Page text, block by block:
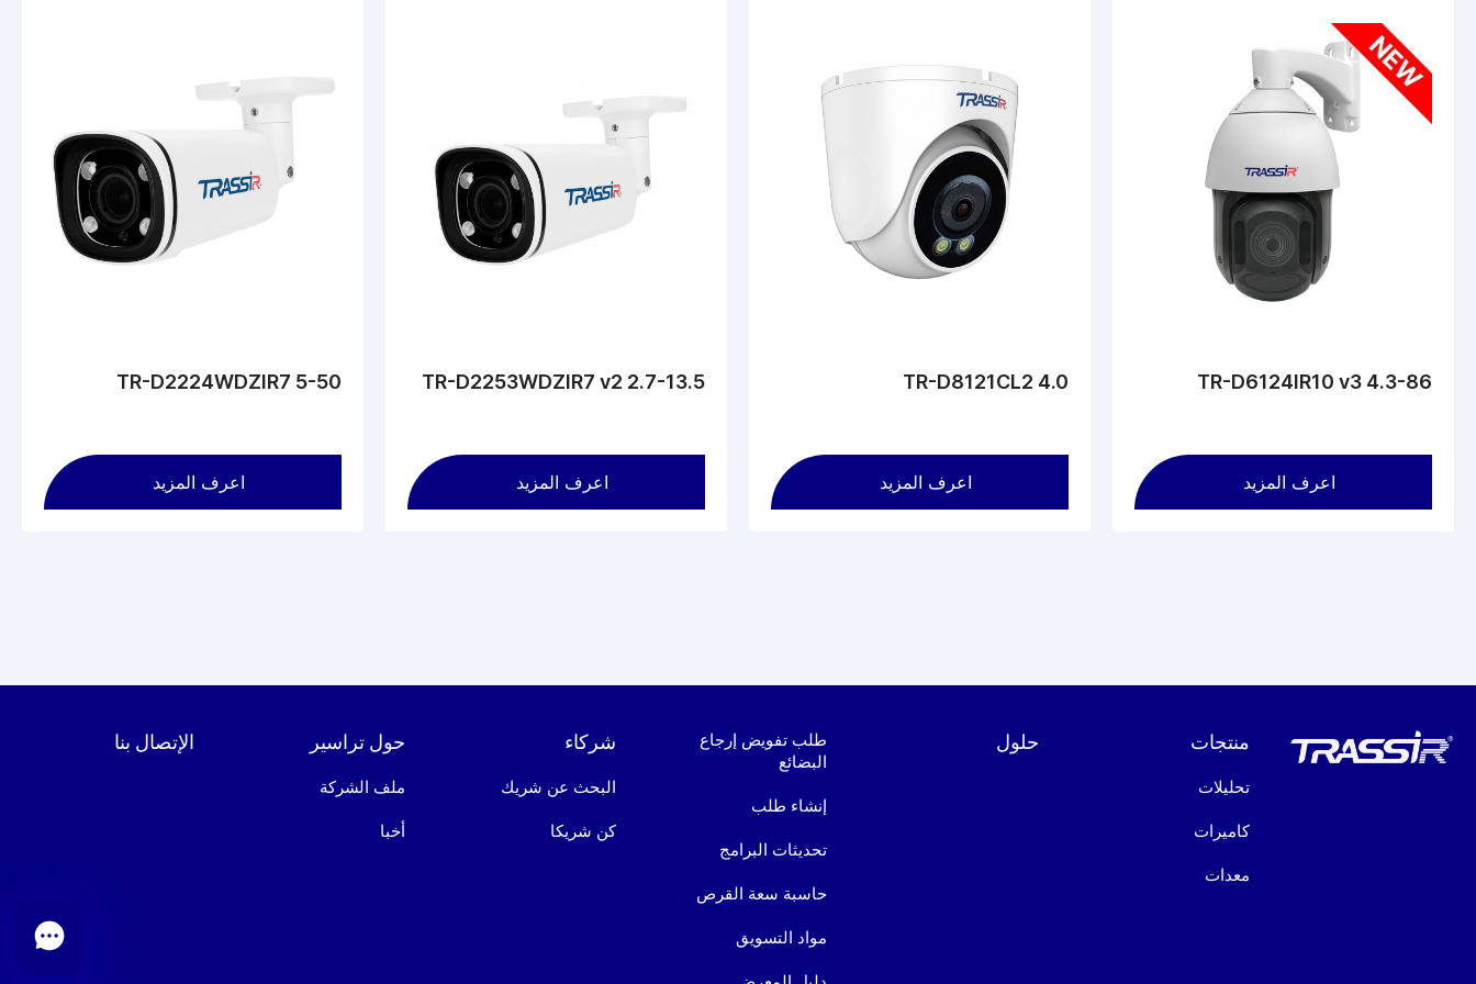
TR-D2224WDZIR7 5-50
اعرف المزيد
TR-D2253WDZIR7 v2 2.7-13.5
اعرف المزيد
TR-D8121CL2 4.0
اعرف المزيد
TR-D6124IR10 v3 4.3-86
اعرف المزيد
منتجات
تحليلات
كاميرات
معدات
حلول
طلب تفويض إرجاع
البضائع
إنشاء طلب
تحديثات البرامج
حاسبة سعة القرص
مواد التسويق
شركاء
البحث عن شريك
كن شريكا
حول تراسير
ملف الشركة
أخبا
الإتصال بنا